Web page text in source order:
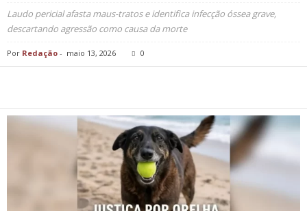
Laudo pericial afasta maus-tratos e identifica infecção óssea grave,
descartando agressão como causa da morte
Por Redação - maio 13, 2026 0